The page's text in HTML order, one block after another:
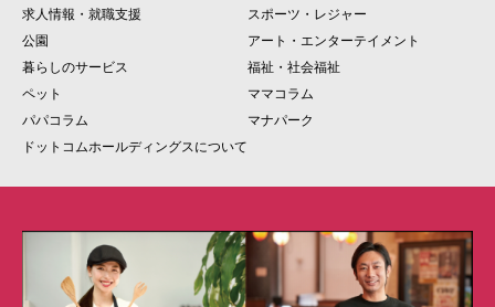
求人情報・就職支援
スポーツ・レジャー
公園
アート・エンターテイメント
暮らしのサービス
福祉・社会福祉
ペット
ママコラム
パパコラム
マナパーク
ドットコムホールディングスについて